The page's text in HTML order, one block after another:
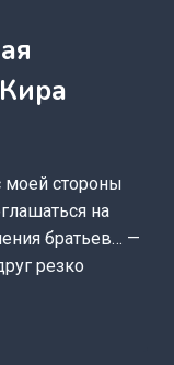
моей стороны
на
братьев… —
резко